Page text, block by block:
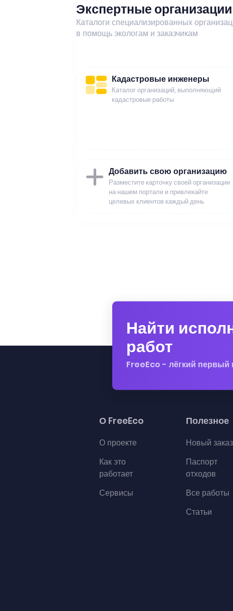
Экспертные организации
Каталоги специализированных
в помощь экологам и заказчикам
Кадастровые инженеры
Каталог организаций, выполняющий
кадастровые работы
Добавить свою организацию
Разместите карточку своей организации
на нашем портале и привлекайте
целевых клиентов каждый день
Найти
работ
FreeEco - лёгкий первый
О FreeEco
О проекте
Как это
работает
Сервисы
Полезное
Новый заказ
Паспорт
отходов
Все работы
Статьи